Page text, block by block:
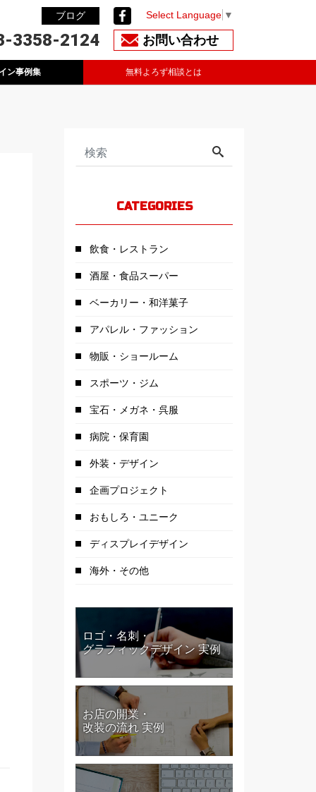
Select Language ▼
ブログ
お問い合わせ
3358-2124
ン事例集 無料よろず相談とは
CATEGORIES
飲食・レストラン
酒屋・食品スーパー
ベーカリー・和洋菓子
アパレル・ファッション
物販・ショールーム
スポーツ・ジム
宝石・メガネ・呉服
病院・保育園
外装・デザイン
企画プロジェクト
おもしろ・ユニーク
ディスプレイデザイン
海外・その他
ロゴ・名刺・
グラフィックデザイン 実例
お店の開業・
改装の流れ 実例